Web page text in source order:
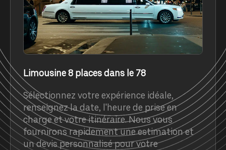
Limousine 8 places dans le 78
Sélectionnez votre expérience idéale,
renseignez la date, l'heure de prise en
charge et votre itinéraire. Nous vous
fournirons rapidement une estimation et
un devis personnalisé pour votre